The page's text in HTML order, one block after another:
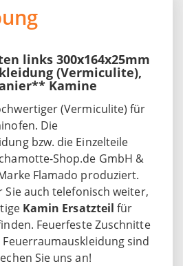
links 300x164x25mm
(Vermiculite),
Kamine
(Vermiculite) für
Die
bzw. die Einzelteile
Shop.de GmbH &
Flamado produziert.
Sie auch telefonisch weiter,
Kamin Ersatzteil für
Feuerfeste Zuschnitte
sind
Sie uns an!